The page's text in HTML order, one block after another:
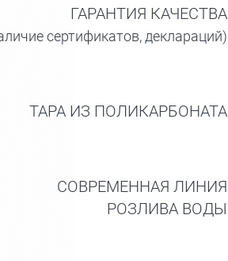
ГАРАНТИЯ КАЧЕСТВА
сертификатов, деклараций)
ТАРА ИЗ ПОЛИКАРБОНАТА
СОВРЕМЕННАЯ ЛИНИЯ
РОЗЛИВА ВОДЫ